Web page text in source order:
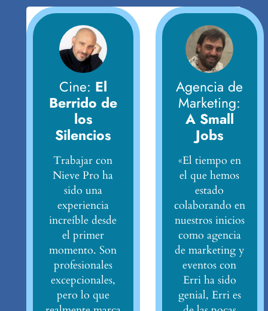
Cine: El
Berrido de
los
Silencios
Trabajar con
Nieve Pro ha
sido una
experiencia
increíble desde
el primer
momento. Son
profesionales
excepcionales,
pero lo que
Agencia de
Marketing:
A Small
Jobs
«El tiempo en
el que hemos
estado
colaborando en
nuestros inicios
como agencia
de marketing y
eventos con
Erri ha sido
genial, Erri es